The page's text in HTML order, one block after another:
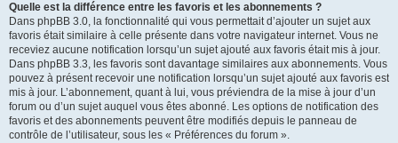
Quelle est la différence entre les favoris et les abonnements ?
Dans phpBB 3.0, la fonctionnalité qui vous permettait d’ajouter un sujet aux
favoris était similaire à celle présente dans votre navigateur internet. Vous ne
receviez aucune notification lorsqu’un sujet ajouté aux favoris était mis à jour.
Dans phpBB 3.3, les favoris sont davantage similaires aux abonnements. Vous
pouvez à présent recevoir une notification lorsqu’un sujet ajouté aux favoris est
mis à jour. L’abonnement, quant à lui, vous préviendra de la mise à jour d’un
forum ou d’un sujet auquel vous êtes abonné. Les options de notification des
favoris et des abonnements peuvent être modifiés depuis le panneau de
contrôle de l’utilisateur, sous les « Préférences du forum ».